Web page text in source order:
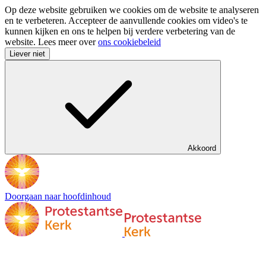
Op deze website gebruiken we cookies om de website te analyseren
en te verbeteren. Accepteer de aanvullende cookies om video's te
kunnen kijken en ons te helpen bij verdere verbetering van de
website. Lees meer overons cookiebeleid
Liever niet
Akkoord
Doorgaan naar hoofdinhoud